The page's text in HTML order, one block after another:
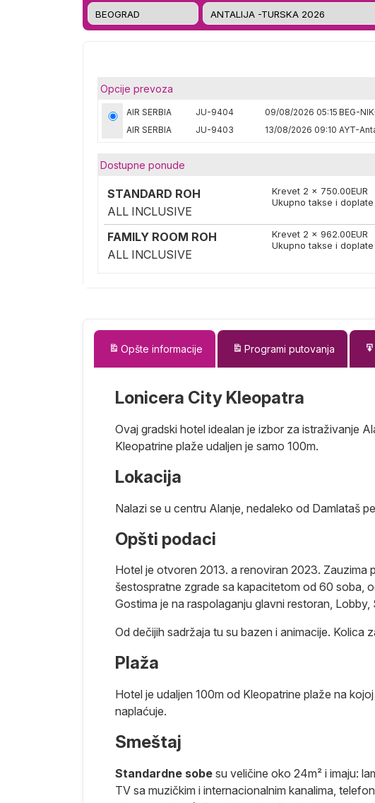
Opcije prevoza
AIR SERBIA JU-9404 09/08/2026 05:15 BEG-
AIR SERBIA
JU-9403 13/08/2026 09:10 AYT-
Dostupne ponude
STANDARD ROH
ALL INCLUSIVE
Krevet 2 x 750.00EUR
Ukupno takse i doplate
FAMILY ROOM ROH
ALL INCLUSIVE
Krevet 2 x 962.00EUR
Ukupno takse i doplate
Opšte informacije Programi putovanja
Lonicera City Kleopatra
Ovaj gradski hotel idealan je izbor za istraživanje
Kleopatrine plaže udaljen je samo 100m.
Lokacija
Nalazi se u centru Alanje, nedaleko od Damlataš
Opšti podaci
Hotel je otvoren 2013. a renoviran 2023. Zauzima
šestospratne zgrade sa kapacitetom od 60 soba,
Gostima je na raspolaganju glavni restoran, Lobby,
Od dečijih sadržaja tu su bazen i animacije. Kolica
Plaža
Hotel je udaljen 100m od Kleopatrine plaže na
naplaćuje.
Smeštaj
Standardne sobe su veličine oko 24m² i imaju:
TV sa muzičkim i internacionalnim kanalima,